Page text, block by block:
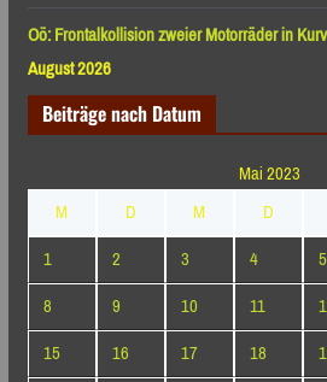
Oö: Frontalkollision zweier Motorräder in
August 2026
Beiträge nach Datum
Mai 2023
M
D M D
1
2 3 4 5
8
9 10 11
15
16 17 18